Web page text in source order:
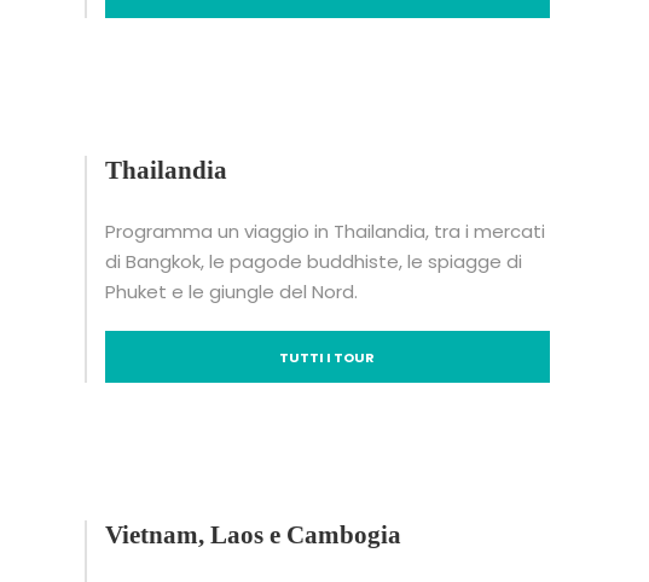
Thailandia
Programma un viaggio in Thailandia, tra i mercati
di Bangkok, le pagode buddhiste, le spiagge di
Phuket e le giungle del Nord.
TUTTI I TOUR
Vietnam, Laos e Cambogia